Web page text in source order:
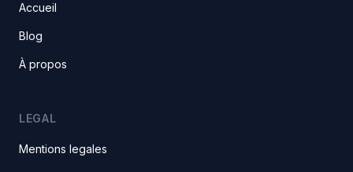
Accueil
Blog
À propos
LEGAL
Mentions legales